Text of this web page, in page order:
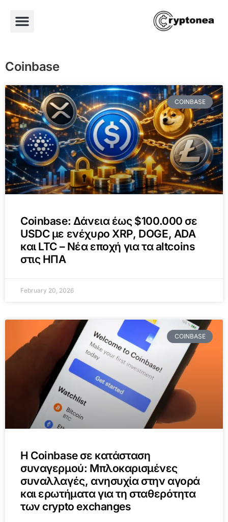
Coinbase
COINBASE
Coinbase: Δάνεια έως $100.000 σε
USDC με ενέχυρο XRP, DOGE, ADA
και LTC – Νέα εποχή για τα altcoins
στις ΗΠΑ
February 20, 2026
COINBASE
Η Coinbase σε κατάσταση
συναγερμού: Μπλοκαρισμένες
συναλλαγές, ανησυχία στην αγορά
και ερωτήματα για τη σταθερότητα
των crypto exchanges